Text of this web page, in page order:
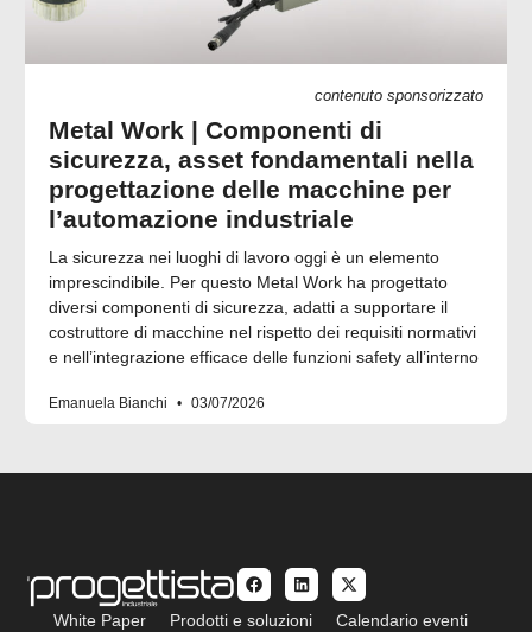
contenuto sponsorizzato
Metal Work | Componenti di
sicurezza, asset fondamentali nella
progettazione delle macchine per
l’automazione industriale
La sicurezza nei luoghi di lavoro oggi è un elemento
imprescindibile. Per questo Metal Work ha progettato
diversi componenti di sicurezza, adatti a supportare il
costruttore di macchine nel rispetto dei requisiti normativi
e nell’integrazione efficace delle funzioni safety all’interno
Emanuela Bianchi 03/07/2026
White Paper Prodotti e soluzioni Calendario eventi